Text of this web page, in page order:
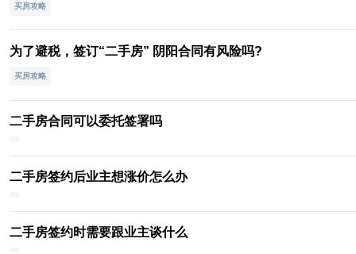
买房攻略
为了避税，签订“二手房” 阴阳合同有风险吗?
买房攻略
二手房合同可以委托签署吗
二手房签约后业主想涨价怎么办
二手房签约时需要跟业主谈什么